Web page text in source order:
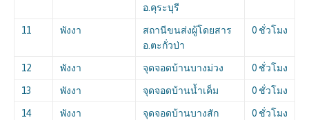
อ.คุระบุรี
11 พังงา
สถานีขนส่งผู้โดยสาร
อ.ตะกั่วป่า
0 ชั่วโมง
12 พังงา จุดจอดบ้านบางม่วง 0 ชั่วโมง
13 พังงา จุดจอดบ้านน้ำเค็ม 0 ชั่วโมง
14 พังงา จุดจอดบ้านบางสัก 0 ชั่วโมง